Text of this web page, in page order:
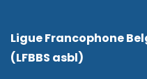
Ligue Francophone
(LFBBS asbl)